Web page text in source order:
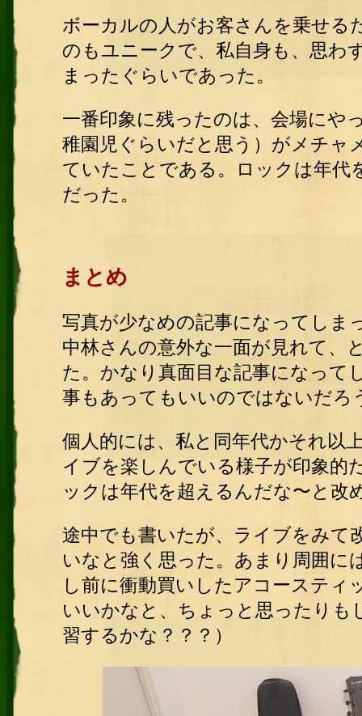
ボーカルの人がお客さんを乗せる
のもユニークで、私自身も、思わ
まったぐらいであった。
一番印象に残ったのは、会場にや
稚園児ぐらいだと思う）がメチャ
ていたことである。ロックは年代
だった。
まとめ
写真が少なめの記事になってしま
中林さんの意外な一面が見れて、
た。かなり真面目な記事になって
事もあってもいいのではないだろ
個人的には、私と同年代かそれ以
イブを楽しんでいる様子が印象的
ックは年代を超えるんだな〜と改
途中でも書いたが、ライブをみて
いなと強く思った。あまり周囲に
し前に衝動買いしたアコースティ
いいかなと、ちょっと思ったりも
習するかな？？？）